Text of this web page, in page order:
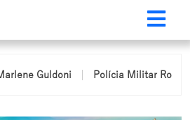
Polícia Militar Rodoviária